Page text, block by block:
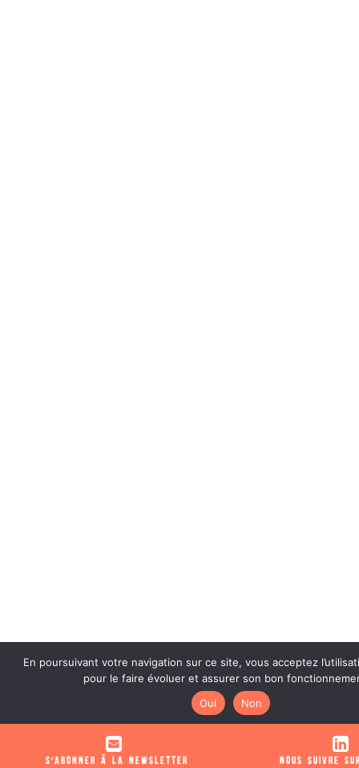
S'abonner à la newsletter Nous suivre
En poursuivant votre navigation sur ce site, vous acceptez
pour le faire évoluer et assurer son bon
Oui
Non